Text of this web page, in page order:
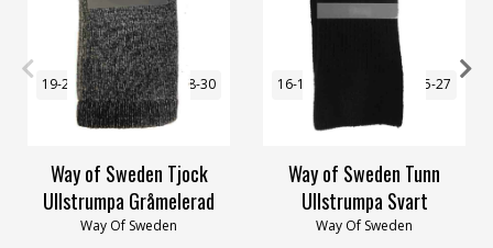
19-21 22-24 25-27
28-30
31-34
46-48
Way of Sweden Tjock
Ullstrumpa Gråmelerad
Way Of Sweden
16-18 22-24
25-27
46-48
Way of Sweden Tunn
Ullstrumpa Svart
Way Of Sweden